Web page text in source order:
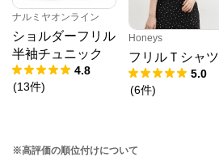
ナルミヤオンライン
ショルダーフリル
半袖チュニック
4.8
(13件)
Honeys
フリルＴシャツ
5.0
(6件)
※高評価の順位付けについて